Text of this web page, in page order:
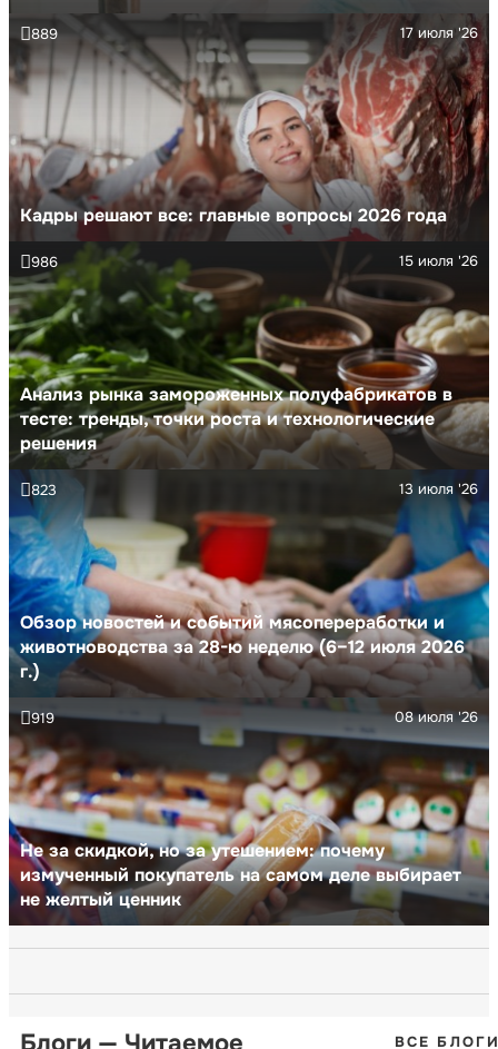
Кадры решают все: главные вопросы 2026 года
17 июля '26
889
Анализ рынка замороженных полуфабрикатов в
тесте: тренды, точки роста и технологические
решения
15 июля '26
986
Обзор новостей и событий мясопереработки и
животноводства за 28-ю неделю (6–12 июля 2026
г.)
13 июля '26
823
Не за скидкой, но за утешением: почему
измученный покупатель на самом деле выбирает
не желтый ценник
08 июля '26
919
ВСЕ